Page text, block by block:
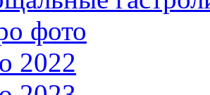
фото
2022